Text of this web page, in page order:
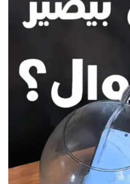
إذا لم يكن أصدقاؤك يمتلكون جهاز PS4، يمكنك اللعب